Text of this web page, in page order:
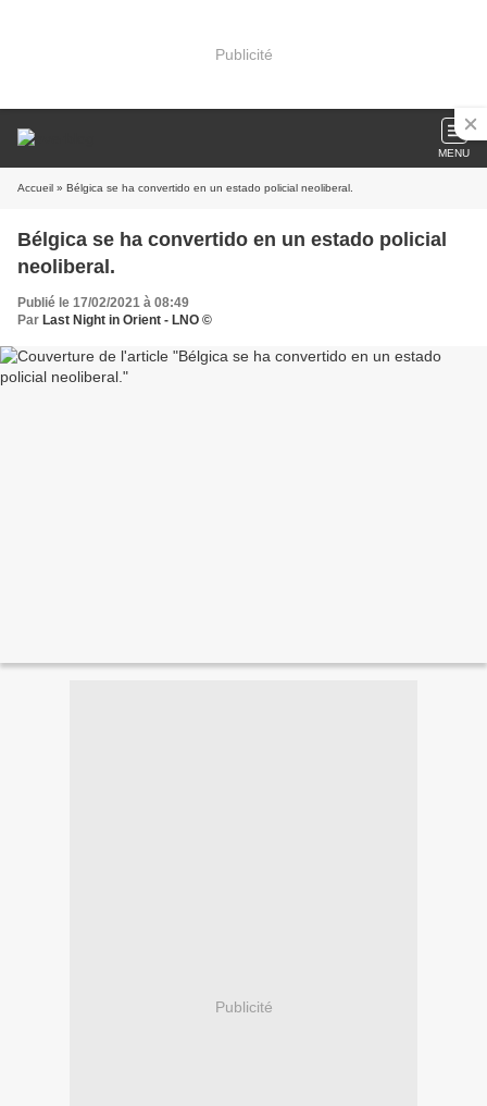
Publicité
MENU
Accueil » Bélgica se ha convertido en un estado policial neoliberal.
Bélgica se ha convertido en un estado policial
neoliberal.
Publié le 17/02/2021 à 08:49
Par Last Night in Orient - LNO ©
Publicité